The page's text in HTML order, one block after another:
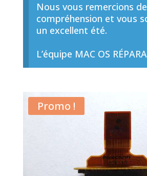
Nous vous remercions
compréhension et vous
un excellent été.
L’équipe MAC OS
Promo !